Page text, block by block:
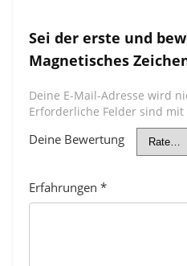
Sei der erste und
Magnetisches
Deine E-Mail-Adresse wird
Erforderliche Felder sind mit
Deine Bewertung
Erfahrungen *